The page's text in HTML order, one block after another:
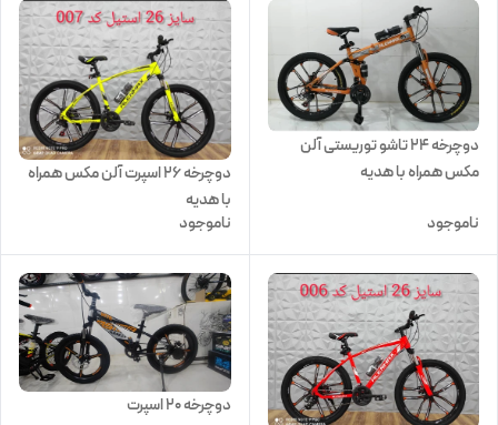
دوچرخه 24 تاشو توریستی آلن
مکس همراه با هدیه
ناموجود
دوچرخه 26 اسپرت آلن مکس همراه
با هدیه
ناموجود
دوچرخه 20 اسپرت